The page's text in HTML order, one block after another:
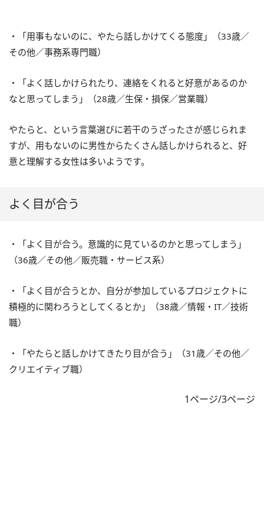
・「用事もないのに、やたら話しかけてくる態度」（33歳／
その他／事務系専門職）
・「よく話しかけられたり、連絡をくれると好意があるのか
なと思ってしまう」（28歳／生保・損保／営業職）
やたらと、という言葉選びに若干のうざったさが感じられま
すが、用もないのに男性からたくさん話しかけられると、好
意と理解する女性は多いようです。
よく目が合う
・「よく目が合う。意識的に見ているのかと思ってしまう」
（36歳／その他／販売職・サービス系）
・「よく目が合うとか、自分が参加しているプロジェクトに
積極的に関わろうとしてくるとか」（38歳／情報・IT／技術
職）
・「やたらと話しかけてきたり目が合う」（31歳／その他／
クリエイティブ職）
1ページ/3ページ